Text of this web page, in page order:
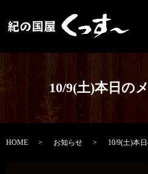
10/9(土)本日の
HOME お知らせ 10/9(土)本